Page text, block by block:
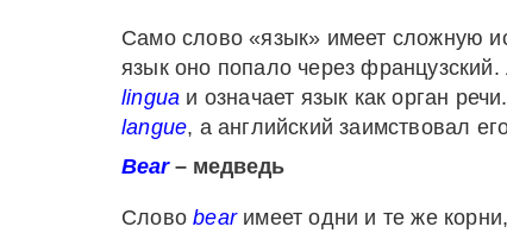
Само слово «язык» имеет сложную
язык оно попало через французский.
lingua и означает язык как орган
langue, а английский заимствовал
Bear – медведь
Словоbear имеет одни и те же